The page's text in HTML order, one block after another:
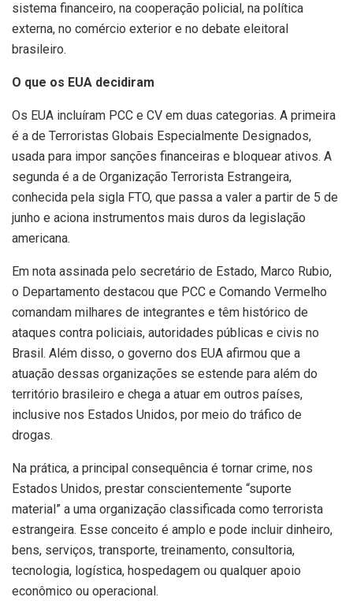
sistema financeiro, na cooperação policial, na política
externa, no comércio exterior e no debate eleitoral
brasileiro.
O que os EUA decidiram
Os EUA incluíram PCC e CV em duas categorias. A primeira
é a de Terroristas Globais Especialmente Designados,
usada para impor sanções financeiras e bloquear ativos. A
segunda é a de Organização Terrorista Estrangeira,
conhecida pela sigla FTO, que passa a valer a partir de 5 de
junho e aciona instrumentos mais duros da legislação
americana.
Em nota assinada pelo secretário de Estado, Marco Rubio,
o Departamento destacou que PCC e Comando Vermelho
comandam milhares de integrantes e têm histórico de
ataques contra policiais, autoridades públicas e civis no
Brasil. Além disso, o governo dos EUA afirmou que a
atuação dessas organizações se estende para além do
território brasileiro e chega a atuar em outros países,
inclusive nos Estados Unidos, por meio do tráfico de
drogas.
Na prática, a principal consequência é tornar crime, nos
Estados Unidos, prestar conscientemente “suporte
material” a uma organização classificada como terrorista
estrangeira. Esse conceito é amplo e pode incluir dinheiro,
bens, serviços, transporte, treinamento, consultoria,
tecnologia, logística, hospedagem ou qualquer apoio
econômico ou operacional.